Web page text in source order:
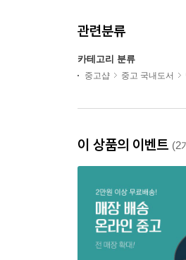
관련분류
카테고리 분류
중고샵 중고 국내도서
이 상품의 이벤트 (2